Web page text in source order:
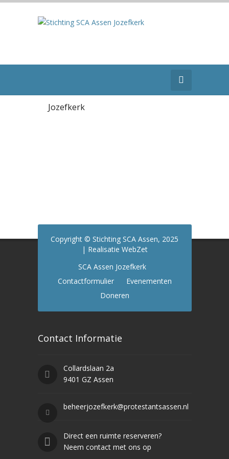
Jozefkerk
Copyright © Stichting SCA Assen, 2025
| Realisatie WebZet
SCA Assen Jozefkerk
Contactformulier
Evenementen
Doneren
Contact Informatie
Collardslaan 2a
9401 GZ Assen
beheerjozefkerk@protestantsassen.nl
Direct een ruimte reserveren?
Neem contact met ons op